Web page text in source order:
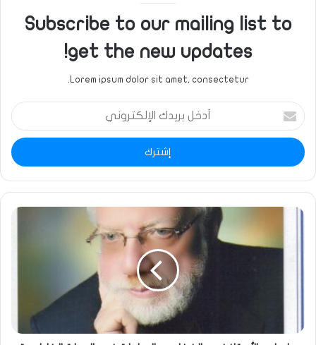
Subscribe to our mailing list to
get the new updates!
Lorem ipsum dolor sit amet, consectetur.
أدخل
بريدك
الإلكتروني